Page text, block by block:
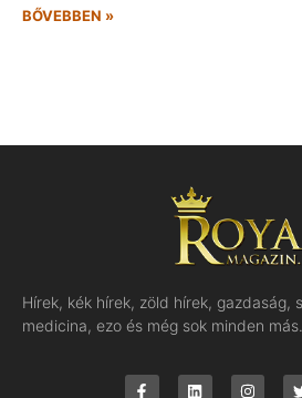
BŐVEBBEN »
Hírek, kék hírek, zöld hírek, gazdaság,
medicina, ezo és még sok minden